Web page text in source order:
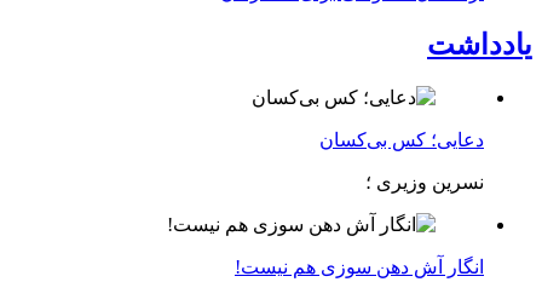
یادداشت
دعایی؛ کس بی‌کسان
نسرین وزیری ؛
انگار آش دهن سوزی هم نیست!